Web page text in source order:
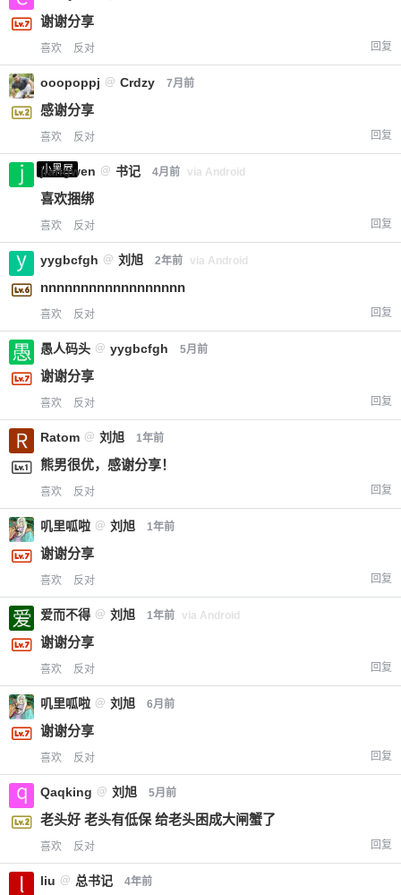
谢谢分享
喜欢 反对 回复
ooopoppj @ Crdzy 7月前
感谢分享
喜欢 反对 回复
小黑屋
jiangwen @ 书记 4月前 via Android
喜欢捆绑
喜欢 反对 回复
yygbcfgh @ 刘旭 2年前 via Android
nnnnnnnnnnnnnnnnnn
喜欢 反对 回复
愚人码头 @ yygbcfgh 5月前
谢谢分享
喜欢 反对 回复
Ratom @ 刘旭 1年前
熊男很优，感谢分享！
喜欢 反对 回复
叽里呱啦 @ 刘旭 1年前
谢谢分享
喜欢 反对 回复
爱而不得 @ 刘旭 1年前 via Android
谢谢分享
喜欢 反对 回复
叽里呱啦 @ 刘旭 6月前
谢谢分享
喜欢 反对 回复
Qaqking @ 刘旭 5月前
老头好 老头有低保 给老头困成大闸蟹了
喜欢 反对 回复
liu @ 总书记 4年前